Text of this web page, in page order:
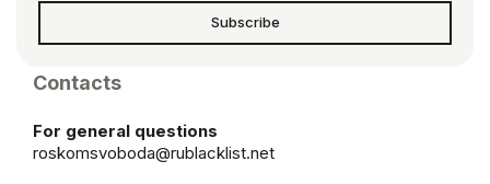
Subscribe
Contacts
For general questions
roskomsvoboda@rublacklist.net